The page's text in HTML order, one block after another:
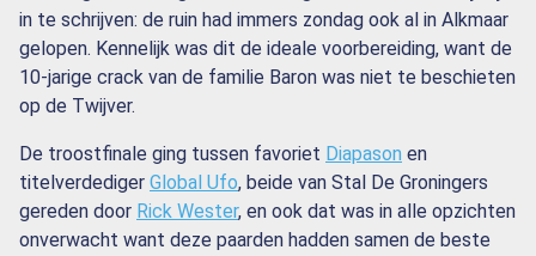
in te schrijven: de ruin had immers zondag ook al in Alkmaar
gelopen. Kennelijk was dit de ideale voorbereiding, want de
10-jarige crack van de familie Baron was niet te beschieten
op de Twijver.
De troostfinale ging tussen favoriet Diapason en
titelverdediger Global Ufo, beide van Stal De Groningers
gereden door Rick Wester, en ook dat was in alle opzichten
onverwacht want deze paarden hadden samen de beste